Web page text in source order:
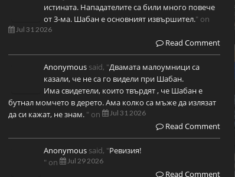
истината. Нападателите са били много повече
от 3-ма. Шабан е основният извършител." on
Jul 31 2026
Read Comment
Anonymous said, "Двамата малоумници са
казали, че не са го видели при Шабан.
Има свидетели, които твърдят , че Шабан е
бутнал момчето в дерето. Ама колко са мъже да излязат
да си кажат, не знам. " on Jul 31 2026
Read Comment
Anonymous said, "Ревизия!
" on
Jul 29 2026
Read Comment